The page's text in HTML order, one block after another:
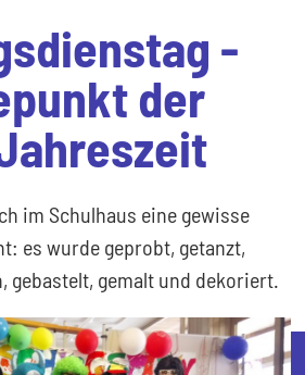
-
der
im Schulhaus eine gewisse
es wurde geprobt, getanzt,
gebastelt, gemalt und dekoriert.